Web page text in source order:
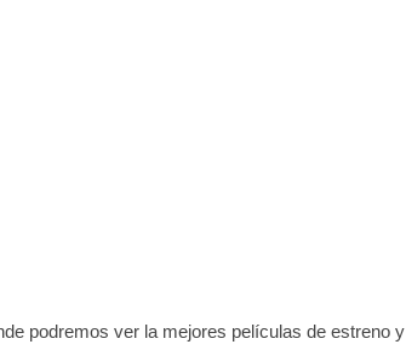
podremos ver la mejores películas de estreno y